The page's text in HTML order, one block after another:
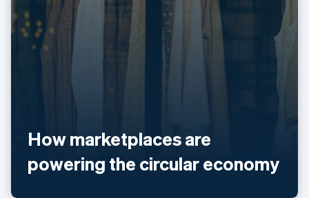
How marketplaces are
powering the circular economy
สหรัฐอาหรับเอมิเรตส์
สหราชอาณาจักร
English
DeutschEnglish